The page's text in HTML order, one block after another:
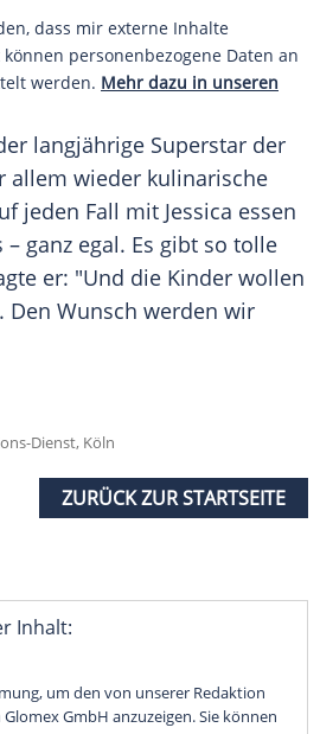
dass mir externe Inhalte
personenbezogene Daten an
werden. Mehr dazu in unseren
langjährige Superstar der
allem wieder kulinarische
jeden Fall mit Jessica essen
– ganz egal. Es gibt so tolle
er: "Und die Kinder wollen
Den Wunsch werden wir
Dienst, Köln
ZURÜCK ZUR STARTSEITE
Inhalt:
um den von unserer Redaktion
GmbH anzuzeigen. Sie können